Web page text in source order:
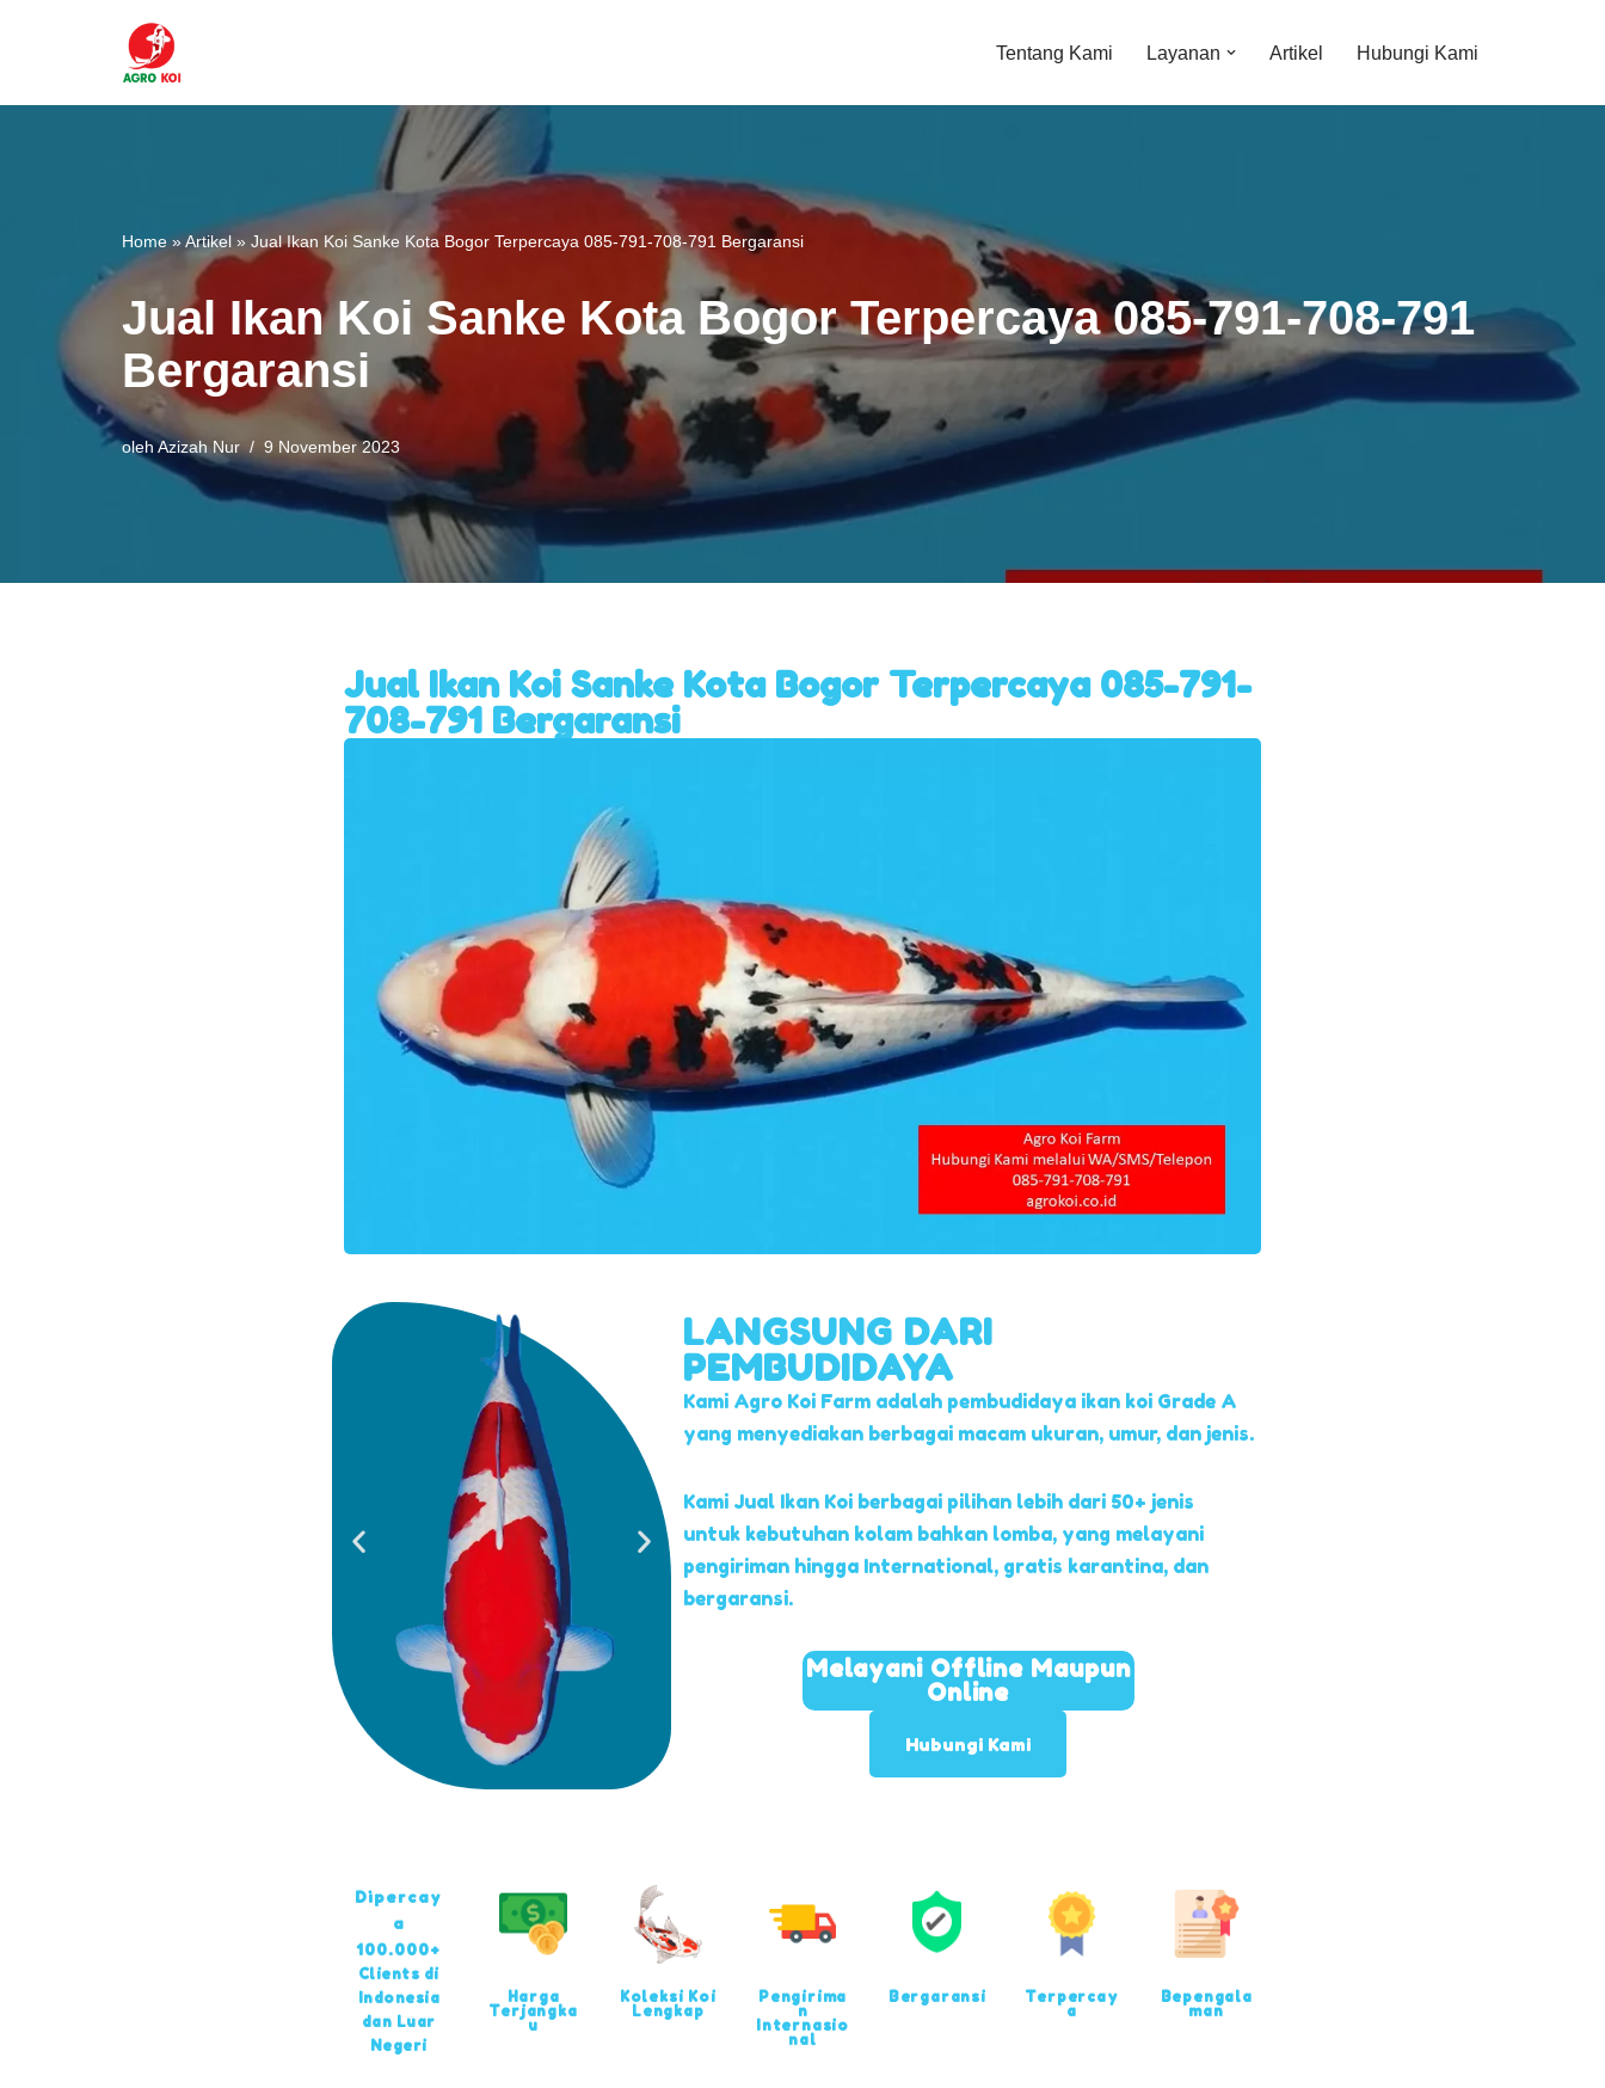
Tentang Kami Layanan Artikel Hubungi Kami
Home»Artikel » Jual Ikan Koi Sanke Kota Bogor Terpercaya 085-791-708-791 Bergaransi
Jual Ikan Koi Sanke Kota Bogor Terpercaya 085-791-708-791
Bergaransi
olehAzizah Nur 9 November 2023
Jual Ikan Koi Sanke Kota Bogor Terpercaya 085-791-
708-791 Bergaransi
LANGSUNG DARI
PEMBUDIDAYA
Kami Agro Koi Farm adalah pembudidaya ikan koi Grade A
yang menyediakan berbagai macam ukuran, umur, dan jenis.
Kami Jual Ikan Koi berbagai pilihan lebih dari 50+ jenis
untuk kebutuhan kolam bahkan lomba, yang melayani
pengiriman hingga International, gratis karantina, dan
bergaransi.
Melayani Offline Maupun
Online
Hubungi Kami
Dipercay
a
100.000+
Clients di
Indonesia
dan Luar
Negeri
Harga
Terjangka
u
Koleksi Koi
Lengkap
Pengirima
n
Internasio
nal
Bergaransi
Terpercay
a
Bepengala
man